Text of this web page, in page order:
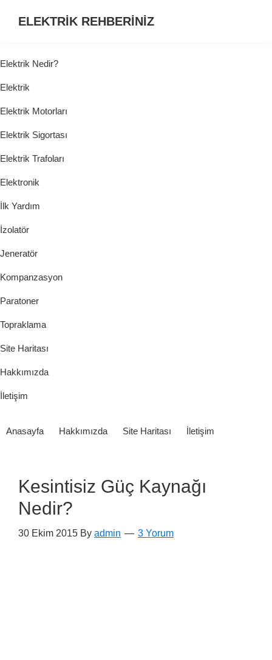
ELEKTRİK REHBERİNİZ
HER
ŞEY...
Elektrik Nedir?
Elektrik
Elektrik Motorları
Elektrik Sigortası
Elektrik Trafoları
Elektronik
İlk Yardım
İzolatör
Jeneratör
Kompanzasyon
Paratoner
Topraklama
Site Haritası
Hakkımızda
İletişim
Anasayfa Hakkımızda Site Haritası İletişim
Kesintisiz Güç Kaynağı
Nedir?
30 Ekim 2015 By admin 3 Yorum